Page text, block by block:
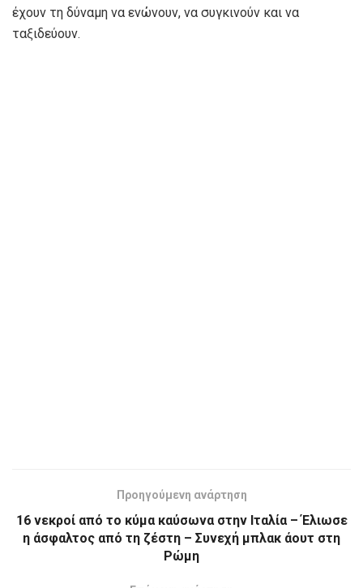
έχουν τη δύναμη να ενώνουν, να συγκινούν και να
ταξιδεύουν.
Προηγούμενη ανάρτηση
16 νεκροί από το κύμα καύσωνα στην Ιταλία – Έλιωσε
η άσφαλτος από τη ζέστη – Συνεχή μπλακ άουτ στη
Ρώμη